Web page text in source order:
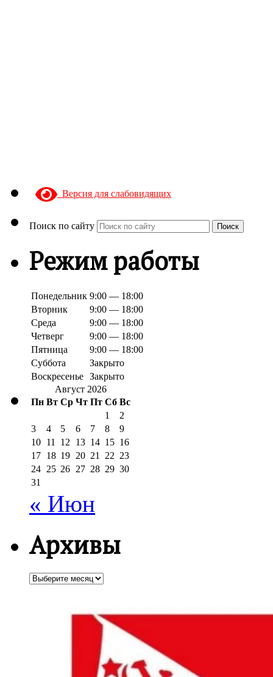
Версия для слабовидящих
Поиск по сайту Поиск
Режим работы
Понедельник 9:00 — 18:00
Вторник
9:00 — 18:00
Среда
9:00 — 18:00
Четверг
9:00 — 18:00
Пятница
9:00 — 18:00
Суббота
Закрыто
Воскресенье Закрыто
Август 2026
Пн Вт Ср Чт Пт Сб Вс
1
2
3
4 5 6 7 8
9
10 11 12 13 14 15 16
17 18 19 20 21 22 23
24 25 26 27 28 29 30
31
« Июн
Архивы
Архивы